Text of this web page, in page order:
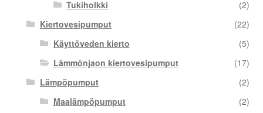
Tukiholkki
(2)
Kiertovesipumput
(22)
Käyttöveden kierto
(5)
Lämmönjaon kiertovesipumput
(17)
Lämpöpumput
(2)
Maalämpöpumput
(2)